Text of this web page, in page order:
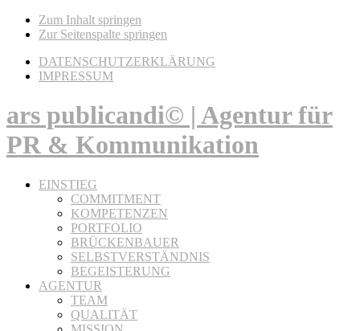
Zum Inhalt springen
Zur Seitenspalte springen
DATENSCHUTZERKLÄRUNG
IMPRESSUM
ars publicandi© | Agentur für
PR & Kommunikation
EINSTIEG
COMMITMENT
KOMPETENZEN
PORTFOLIO
BRÜCKENBAUER
SELBSTVERSTÄNDNIS
BEGEISTERUNG
AGENTUR
TEAM
QUALITÄT